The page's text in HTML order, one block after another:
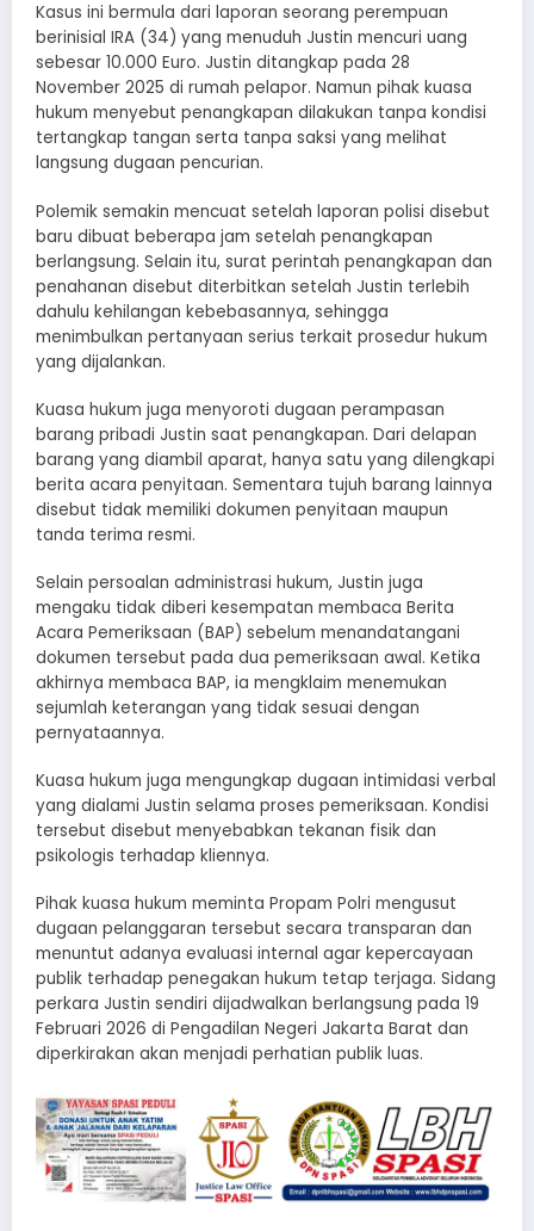
Kasus ini bermula dari laporan seorang perempuan
berinisial IRA (34) yang menuduh Justin mencuri uang
sebesar 10.000 Euro. Justin ditangkap pada 28
November 2025 di rumah pelapor. Namun pihak kuasa
hukum menyebut penangkapan dilakukan tanpa kondisi
tertangkap tangan serta tanpa saksi yang melihat
langsung dugaan pencurian.
Polemik semakin mencuat setelah laporan polisi disebut
baru dibuat beberapa jam setelah penangkapan
berlangsung. Selain itu, surat perintah penangkapan dan
penahanan disebut diterbitkan setelah Justin terlebih
dahulu kehilangan kebebasannya, sehingga
menimbulkan pertanyaan serius terkait prosedur hukum
yang dijalankan.
Kuasa hukum juga menyoroti dugaan perampasan
barang pribadi Justin saat penangkapan. Dari delapan
barang yang diambil aparat, hanya satu yang dilengkapi
berita acara penyitaan. Sementara tujuh barang lainnya
disebut tidak memiliki dokumen penyitaan maupun
tanda terima resmi.
Selain persoalan administrasi hukum, Justin juga
mengaku tidak diberi kesempatan membaca Berita
Acara Pemeriksaan (BAP) sebelum menandatangani
dokumen tersebut pada dua pemeriksaan awal. Ketika
akhirnya membaca BAP, ia mengklaim menemukan
sejumlah keterangan yang tidak sesuai dengan
pernyataannya.
Kuasa hukum juga mengungkap dugaan intimidasi verbal
yang dialami Justin selama proses pemeriksaan. Kondisi
tersebut disebut menyebabkan tekanan fisik dan
psikologis terhadap kliennya.
Pihak kuasa hukum meminta Propam Polri mengusut
dugaan pelanggaran tersebut secara transparan dan
menuntut adanya evaluasi internal agar kepercayaan
publik terhadap penegakan hukum tetap terjaga. Sidang
perkara Justin sendiri dijadwalkan berlangsung pada 19
Februari 2026 di Pengadilan Negeri Jakarta Barat dan
diperkirakan akan menjadi perhatian publik luas.